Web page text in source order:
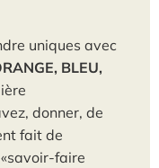
uniques avec
BLEU,
donner, de
fait de
faire